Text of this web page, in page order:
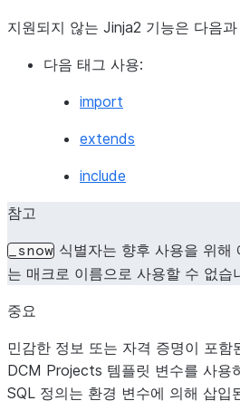
지원되지 않는 Jinja2 기능은 다음
다음 태그 사용:
import
extends
include
참고
_snow 식별자는 향후 사용을 위해
는 매크로 이름으로 사용할 수 없습
중요
민감한 정보 또는 자격 증명이 포함
DCM Projects 템플릿 변수를 사용
SQL 정의는 환경 변수에 의해 삽입